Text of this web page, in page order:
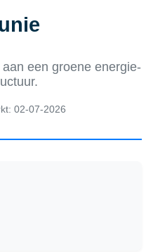
een groene energie-
02-07-2026